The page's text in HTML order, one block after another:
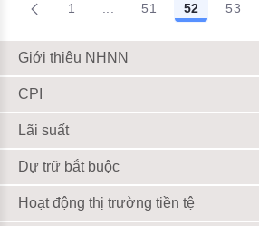
1 ...Trang trung gian Use
51 52 53
Giới thiệu NHNN
CPI
Lãi suất
Dự trữ bắt buộc
Hoạt động thị trường tiền tệ